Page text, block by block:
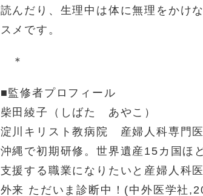
読んだり、生理中は体に無理をかけ
スメです。
＊
■監修者プロフィール
柴田綾子（しばた あやこ）
淀川キリスト教病院 産婦人科専門
沖縄で初期研修。世界遺産15カ国ほ
支援する職業になりたいと産婦人科
外来 ただいま診断中！(中外医学社